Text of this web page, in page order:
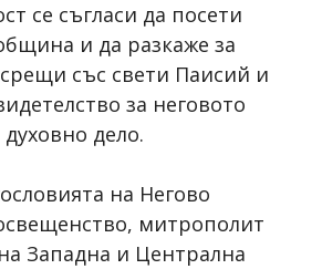
се съгласи да посети
и да разкаже за
със свети Паисий и
за неговото
духовно дело.
на Негово
митрополит
Западна и Централна